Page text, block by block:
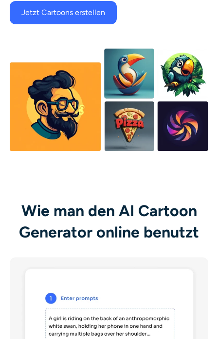
Jetzt Cartoons erstellen
Wie man den AI Cartoon
Generator online benutzt